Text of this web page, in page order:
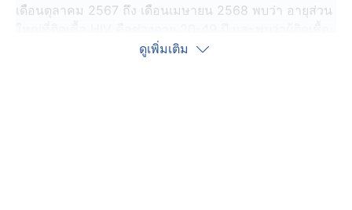
เดือนตุลาคม 2567 ถึง เดือนเมษายน 2568 พบว่า อายุส่วน
HIV เริ่มมีอายุน้อยลงไปเรื่อย ๆ
ดูเพิ่มเติม